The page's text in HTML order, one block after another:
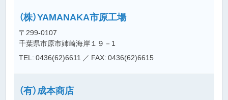
（株）YAMANAKA市原工場
〒299-0107
千葉県市原市姉崎海岸１９－1
TEL: 0436(62)6611 ／ FAX: 0436(62)6615
（有）成本商店